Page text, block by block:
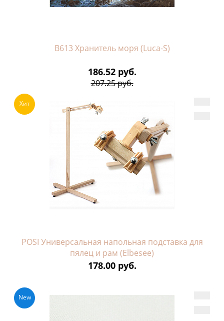
B613 Хранитель моря (Luca-S)
186.52 руб.
207.25 руб.
Хит
POSI Универсальная напольная подставка для
пялец и рам (Elbesee)
178.00 руб.
New